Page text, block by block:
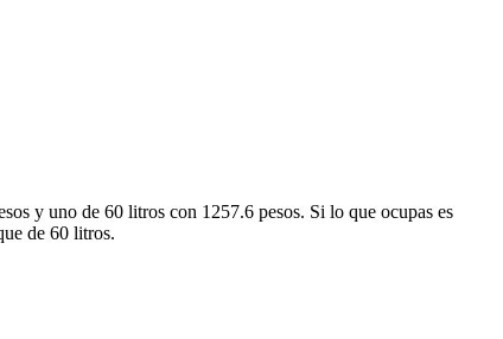
y uno de 60 litros con 1257.6 pesos. Si lo que ocupas es
de 60 litros.